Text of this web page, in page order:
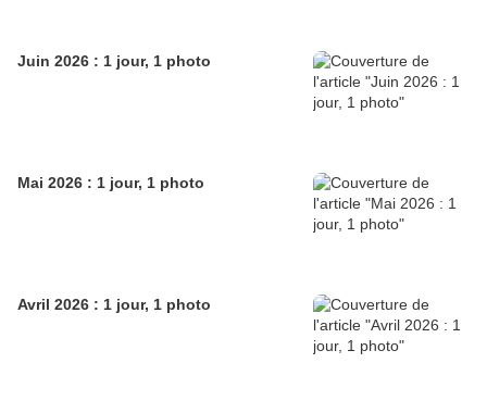
Juin 2026 : 1 jour, 1 photo
Mai 2026 : 1 jour, 1 photo
Avril 2026 : 1 jour, 1 photo